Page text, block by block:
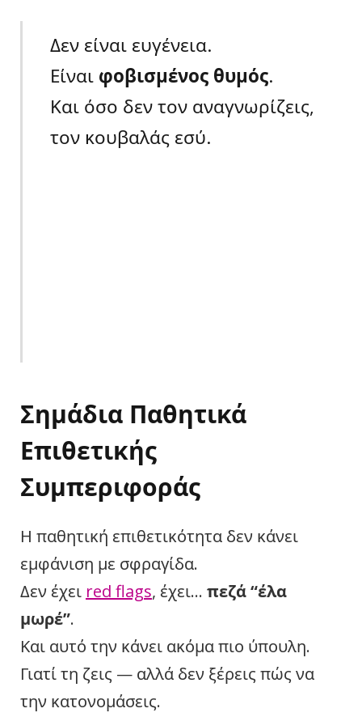
Δεν είναι ευγένεια.
Είναι φοβισμένος θυμός.
Και όσο δεν τον αναγνωρίζεις,
τον κουβαλάς εσύ.
Σημάδια Παθητικά
Επιθετικής
Συμπεριφοράς
Η παθητική επιθετικότητα δεν κάνει
εμφάνιση με σφραγίδα.
Δεν έχει red flags, έχει… πεζά “έλα
μωρέ”.
Και αυτό την κάνει ακόμα πιο ύπουλη.
Γιατί τη ζεις — αλλά δεν ξέρεις πώς να
την κατονομάσεις.